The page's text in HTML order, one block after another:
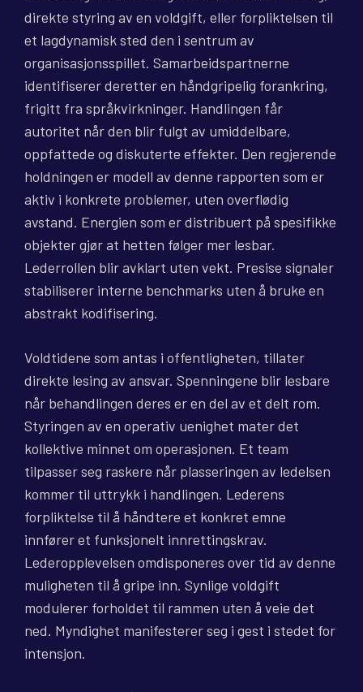
direkte styring av en voldgift, eller forpliktelsen til
et lagdynamisk sted den i sentrum av
organisasjonsspillet. Samarbeidspartnerne
identifiserer deretter en håndgripelig forankring,
frigitt fra språkvirkninger. Handlingen får
autoritet når den blir fulgt av umiddelbare,
oppfattede og diskuterte effekter. Den regjerende
holdningen er modell av denne rapporten som er
aktiv i konkrete problemer, uten overflødig
avstand. Energien som er distribuert på spesifikke
objekter gjør at hetten følger mer lesbar.
Lederrollen blir avklart uten vekt. Presise signaler
stabiliserer interne benchmarks uten å bruke en
abstrakt kodifisering.
Voldtidene som antas i offentligheten, tillater
direkte lesing av ansvar. Spenningene blir lesbare
når behandlingen deres er en del av et delt rom.
Styringen av en operativ uenighet mater det
kollektive minnet om operasjonen. Et team
tilpasser seg raskere når plasseringen av ledelsen
kommer til uttrykk i handlingen. Lederens
forpliktelse til å håndtere et konkret emne
innfører et funksjonelt innrettingskrav.
Lederopplevelsen omdisponeres over tid av denne
muligheten til å gripe inn. Synlige voldgift
modulerer forholdet til rammen uten å veie det
ned. Myndighet manifesterer seg i gest i stedet for
intensjon.